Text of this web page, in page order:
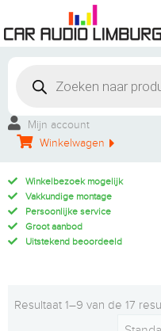
Mijn account
Winkelwagen
Winkelbezoek mogelijk
Vakkundige montage
Persoonlijke service
Groot aanbod
Uitstekend beoordeeld
Resultaat 1–9 van de 17